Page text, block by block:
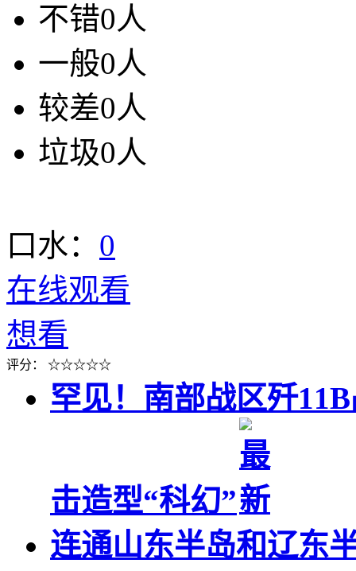
不错0人
一般0人
较差0人
垃圾0人
口水： 0
在线观看
想看
评分： ☆☆☆☆☆
罕见！南部战区歼
击造型“科幻”
连通山东半岛和辽东